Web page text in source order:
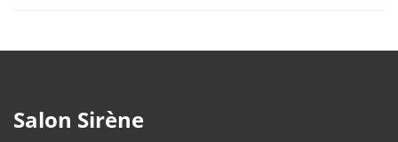
Salon Sirène